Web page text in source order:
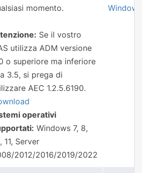
momento.
Se il vostro
utilizza ADM versione
o superiore ma inferiore
3.5, si prega di
AEC 1.2.5.6190.
operativi
Windows 7, 8,
11, Server
2012/2016/2019/2022
Windows